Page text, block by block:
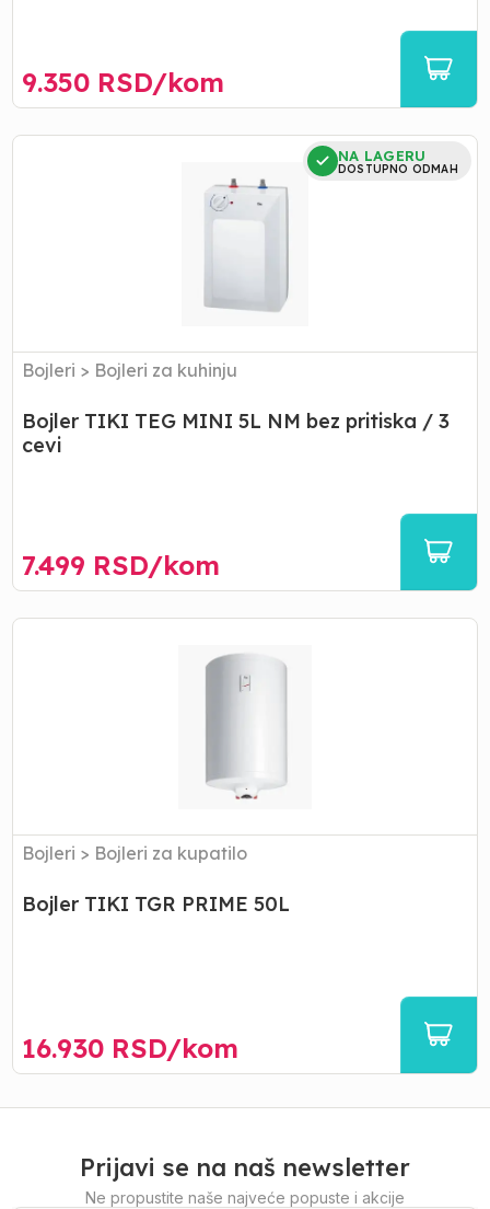
9.350 RSD/kom
Bojler
cevi
NA LAGERU
DOSTUPNO ODMAH
Bojleri > Bojleri za kuhinju
Bojler TIKI TEG MINI 5L NM bez pritiska / 3
cevi
7.499 RSD/kom
Bojler
Bojleri > Bojleri za kupatilo
Bojler TIKI TGR PRIME 50L
16.930 RSD/kom
Prijavi se na naš newsletter
Ne propustite naše najveće popuste i akcije